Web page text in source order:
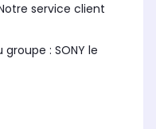
service client
: SONY le